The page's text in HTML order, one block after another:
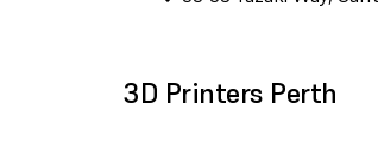
3D Printers Perth